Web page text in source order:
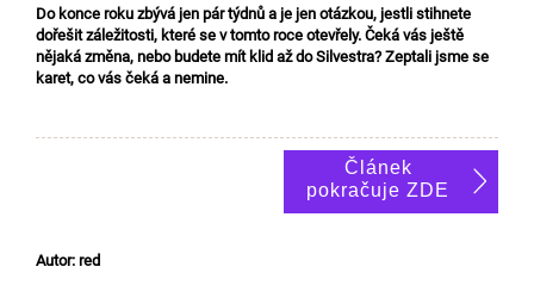
Do konce roku zbývá jen pár týdnů a je jen otázkou, jestli stihnete
dořešit záležitosti, které se v tomto roce otevřely. Čeká vás ještě
nějaká změna, nebo budete mít klid až do Silvestra? Zeptali jsme se
karet, co vás čeká a nemine.
Článek
pokračuje ZDE
Autor: red